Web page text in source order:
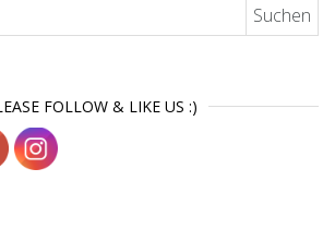
FOLLOW & LIKE US :)